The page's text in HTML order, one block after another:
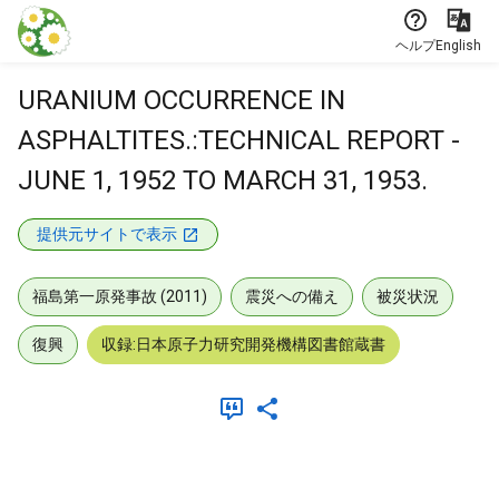
本文に飛ぶ
ヘルプEnglish
URANIUM OCCURRENCE IN
ASPHALTITES.:TECHNICAL REPORT -
JUNE 1, 1952 TO MARCH 31, 1953.
提供元サイトで表示
福島第一原発事故 (2011) 震災への備え 被災状況
復興 収録:日本原子力研究開発機構図書館蔵書